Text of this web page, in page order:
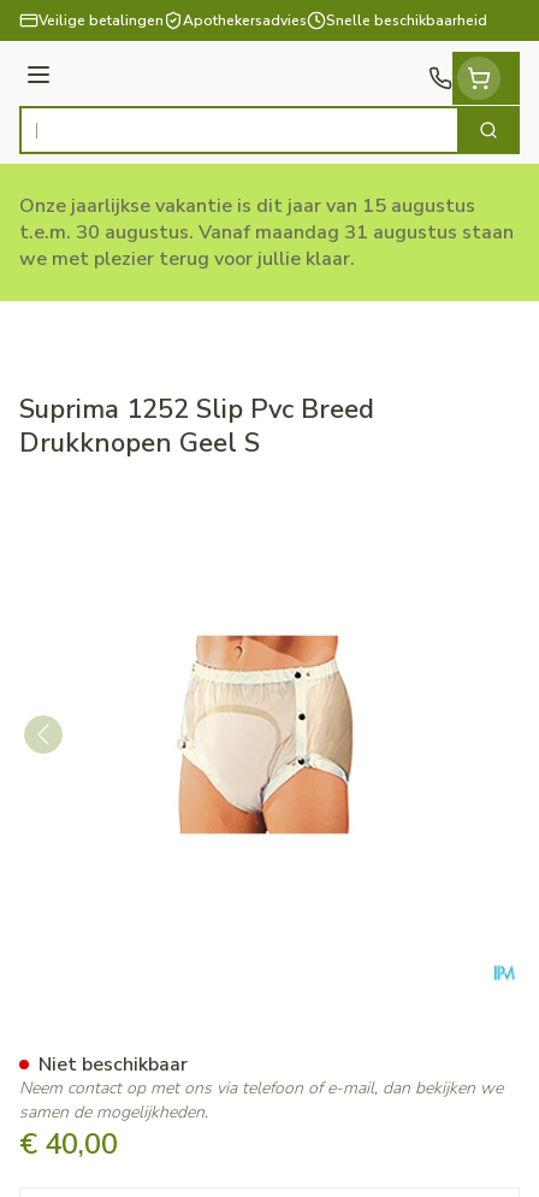
Ga naar de inhoud
Veilige betalingen Apothekersadvies Snelle beschikbaarheid
Menu
Product, merk, categorie... Zoek
Onze jaarlijkse vakantie is dit jaar van 15 augustus
t.e.m. 30 augustus. Vanaf maandag 31 augustus staan
we met plezier terug voor jullie klaar.
Suprima 1252 Slip Pvc Breed
Drukknopen Geel S
€ 40,00
Niet beschikbaar
Neem contact op met ons via telefoon of e-mail, dan bekijken we
samen de mogelijkheden.